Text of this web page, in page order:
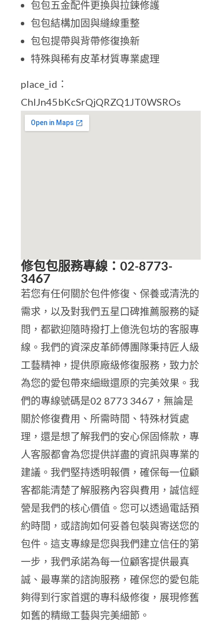
包包五金配件更換與拉鍊修護
包包結構加固與縫線重整
包包提帶與背帶修復換新
特殊與稀有皮革材質專業處理
place_id：
ChIJn45bKcSrQjQRZQ1JT0WSROs
修包包服務專線：02-8773-
3467
若您有任何關於包件修復、保養或清洗的
需求，以及對我們五星口碑推薦服務的疑
問，都歡迎隨時撥打上億洗包坊的客服專
線。我們的資深皮革師傅團隊秉持匠人級
工藝精神，提供原廠級修復服務，致力於
為您的愛包帶來細緻還原的完美效果。我
們的專線號碼是02 8773 3467，無論是
關於修復費用、所需時間、特殊材質處
理，還是想了解我們的安心保固條款，專
人客服都會為您提供詳盡的資訊與專業的
建議。我們堅持透明報價，確保每一位顧
客都能清楚了解服務內容與費用，誠信經
營是我們的核心價值。您可以透過電話預
約時間，或諮詢如何妥善包裝與寄送您的
包件。這支專線是您與我們建立信任的第
一步，我們承諾為每一位顧客提供最真
誠、最專業的諮詢服務，確保您的愛包能
夠得到行家首選的專科級修復，展現修舊
如舊的精緻工藝與完美細節。